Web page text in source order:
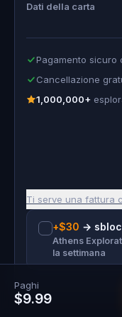
Dati della carta
Pagamento sicuro
Cancellazione
1,000,000+
Paghi
$9.99
Ti serve una fattura
+$30 →
Athens
la settimana